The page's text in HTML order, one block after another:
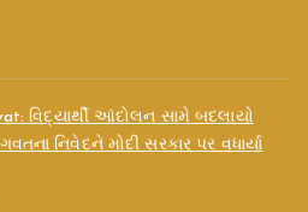
વિદ્યાર્થી આંદોલન સામે બદલાયો
નિવેદને મોદી સરકાર પર વધાર્યા